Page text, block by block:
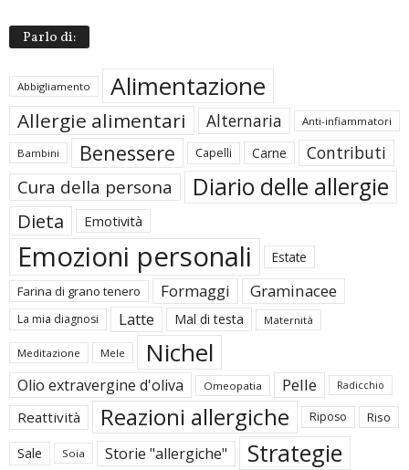
Parlo di:
Abbigliamento Alimentazione
Allergie alimentari Alternaria Anti-infiammatori
Bambini Benessere Capelli Carne Contributi
Cura della persona Diario delle allergie
Dieta Emotività
Emozioni personali Estate
Farina di grano tenero Formaggi Graminacee
La mia diagnosi Latte Mal di testa Maternità
Meditazione Mele Nichel
Olio extravergine d'oliva Omeopatia Pelle Radicchio
Reattività Reazioni allergiche Riposo Riso
Sale Soia Storie "allergiche" Strategie